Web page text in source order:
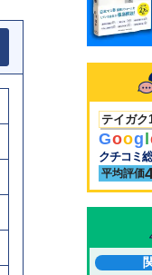
テイガク
Goog l
クチコミ
平均評価